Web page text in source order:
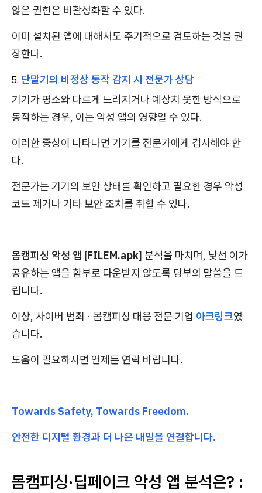
않은 권한은 비활성화할 수 있다.
이미 설치된 앱에 대해서도 주기적으로 검토하는 것을 권
장한다.
단말기의 비정상 동작 감지 시 전문가 상담
기기가 평소와 다르게 느려지거나 예상치 못한 방식으로
동작하는 경우, 이는 악성 앱의 영향일 수 있다.
이러한 증상이 나타나면 기기를 전문가에게 검사해야 한
다.
전문가는 기기의 보안 상태를 확인하고 필요한 경우 악성
코드 제거나 기타 보안 조치를 취할 수 있다.
몸캠피싱 악성 앱 [FILEM.apk] 분석을 마치며, 낯선 이가
공유하는 앱을 함부로 다운받지 않도록 당부의 말씀을 드
립니다.
이상, 사이버 범죄 · 몸캠피싱 대응 전문 기업 아크링크였
습니다.
도움이 필요하시면 언제든 연락 바랍니다.
Towards Safety, Towards Freedom.
안전한 디지털 환경과 더 나은 내일을 연결합니다.
몸캠피싱·딥페이크 악성 앱 분석은? :